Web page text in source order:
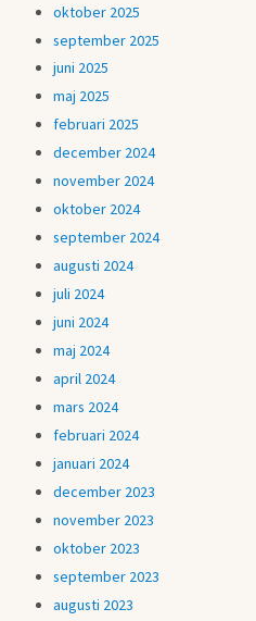
oktober 2025
september 2025
juni 2025
maj 2025
februari 2025
december 2024
november 2024
oktober 2024
september 2024
augusti 2024
juli 2024
juni 2024
maj 2024
april 2024
mars 2024
februari 2024
januari 2024
december 2023
november 2023
oktober 2023
september 2023
augusti 2023